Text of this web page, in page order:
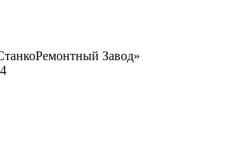
Завод»